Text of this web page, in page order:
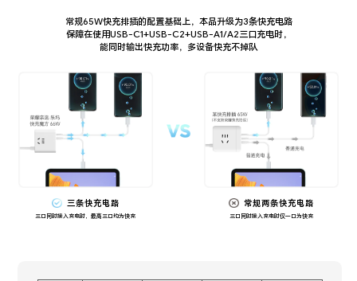
常规65W快充排插的配置基础上，本品升级为3条快充电路
保障在使用USB-C1+USB-C2+USB-A1/A2三口充电时，
能同时输出快充功率，多设备快充不掉队
三条快充电路
三口同时接入充电时，最高三口均为快充
常规两条快充电路
三口同时接入充电时仅一口为快充